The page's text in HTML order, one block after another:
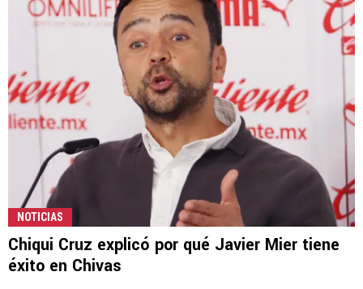
NOTICIAS
Chiqui Cruz explicó por qué Javier Mier tiene
éxito en Chivas